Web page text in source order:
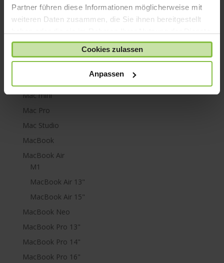
Partner führen diese Informationen möglicherweise mit
weiteren Daten zusammen, die Sie ihnen bereitgestellt
gesammelt haben.
Cookies zulassen
Anpassen
iPod shuffle
iPod touch
Kabel & Adapter
Mac mini
Mac Pro
Mac Studio
MacBook
MacBook Air
M1
MacBook Air 13"
MacBook Air 15"
MacBook Neo
MacBook Pro 13"
MacBook Pro 14"
MacBook Pro 16"